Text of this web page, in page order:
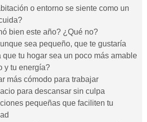
o entorno se siente como un
bien este año? ¿Qué no?
sea pequeño, que te gustaría
que tu hogar sea un poco más amable
y tu energía?
más cómodo para trabajar
para descansar sin culpa
pequeñas que faciliten tu